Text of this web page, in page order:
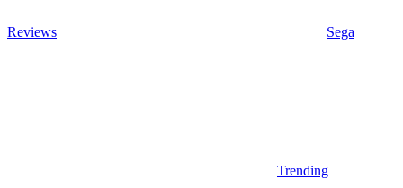
Reviews Sega
Trending